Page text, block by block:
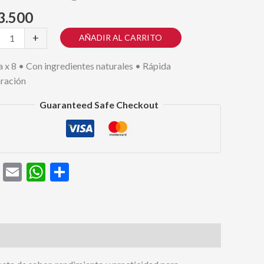
+ AÑADIR AL CARRITO
x 8 • Con ingredientes naturales • Rápida
Guaranteed Safe Checkout
Facebook
EmailWhatsApp